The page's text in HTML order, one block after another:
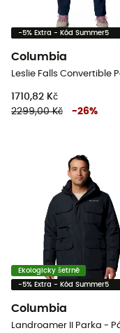
-5% Extra - Kód Summer5
Columbia
1710,82 Kč
2299,00 Kč
-26%
Ekologicky šetrné
-5% Extra - Kód Summer5
Columbia